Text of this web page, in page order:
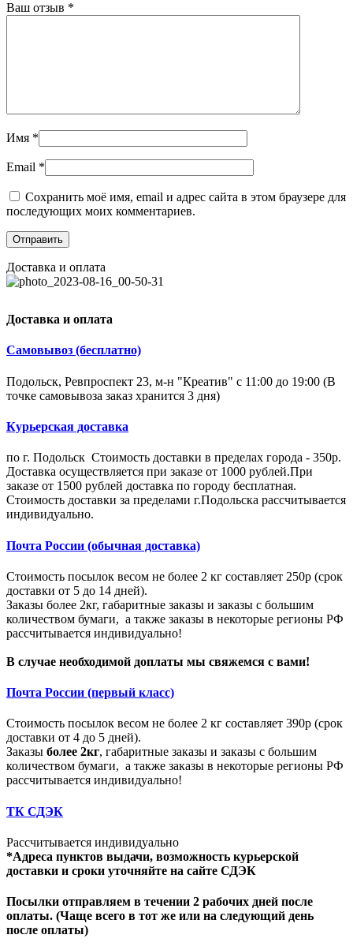
Ваш отзыв *
Имя *
Email *
Сохранить моё имя, email и адрес сайта в этом браузере для
последующих моих комментариев.
Доставка и оплата
Доставка и оплата
Самовывоз (бесплатно)
Подольск, Ревпроспект 23, м-н "Креатив" с 11:00 до 19:00 (В
точке самовывоза заказ хранится 3 дня)
Курьерская доставка
по г. Подольск Стоимость доставки в пределах города - 350р.
Доставка осуществляется при заказе от 1000 рублей.При
заказе от 1500 рублей доставка по городу бесплатная.
Стоимость доставки за пределами г.Подольска рассчитывается
индивидуально.
Почта России (обычная доставка)
Стоимость посылок весом не более 2 кг составляет 250р (срок
доставки от 5 до 14 дней).
Заказы более 2кг, габаритные заказы и заказы с большим
количеством бумаги, а также заказы в некоторые регионы РФ
рассчитывается индивидуально!
В случае необходимой доплаты мы свяжемся с вами!
Почта России (первый класс)
Стоимость посылок весом не более 2 кг составляет 390р (срок
доставки от 4 до 5 дней).
Заказы более 2кг, габаритные заказы и заказы с большим
количеством бумаги, а также заказы в некоторые регионы РФ
рассчитывается индивидуально!
ТК СДЭК
Рассчитывается индивидуально
*Адреса пунктов выдачи, возможность курьерской
доставки и сроки уточняйте на сайте СДЭК
Посылки отправляем в течении 2 рабочих дней после
оплаты. (Чаще всего в тот же или на следующий день
после оплаты)